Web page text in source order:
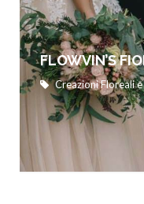
FLOWVIN’S
Creazioni Floreali